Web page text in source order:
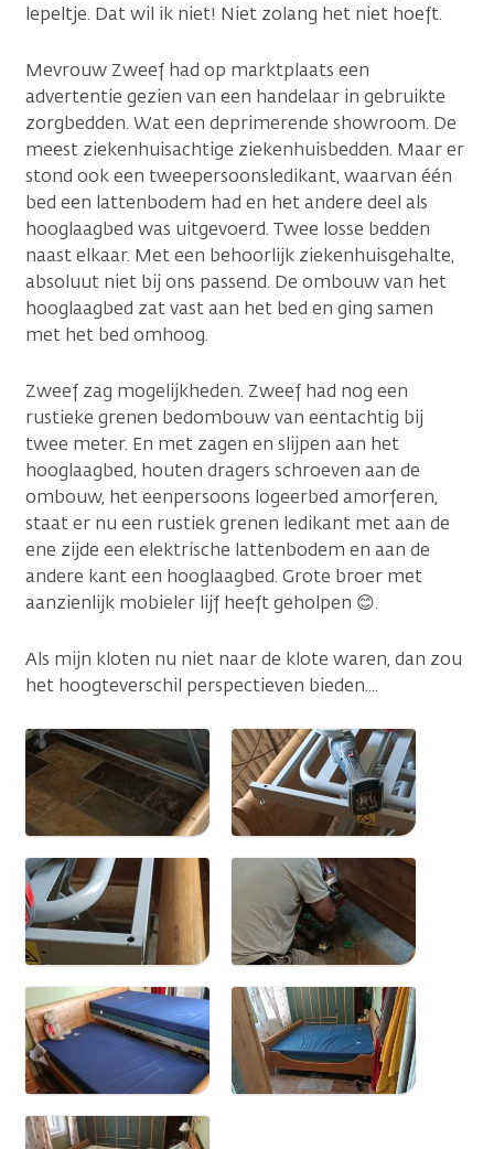
lepeltje. Dat wil ik niet! Niet zolang het niet hoeft.
Mevrouw Zweef had op marktplaats een
advertentie gezien van een handelaar in gebruikte
zorgbedden. Wat een deprimerende showroom. De
meest ziekenhuisachtige ziekenhuisbedden. Maar er
stond ook een tweepersoonsledikant, waarvan één
bed een lattenbodem had en het andere deel als
hooglaagbed was uitgevoerd. Twee losse bedden
naast elkaar. Met een behoorlijk ziekenhuisgehalte,
absoluut niet bij ons passend. De ombouw van het
hooglaagbed zat vast aan het bed en ging samen
met het bed omhoog.
Zweef zag mogelijkheden. Zweef had nog een
rustieke grenen bedombouw van eentachtig bij
twee meter. En met zagen en slijpen aan het
hooglaagbed, houten dragers schroeven aan de
ombouw, het eenpersoons logeerbed amorferen,
staat er nu een rustiek grenen ledikant met aan de
ene zijde een elektrische lattenbodem en aan de
andere kant een hooglaagbed. Grote broer met
aanzienlijk mobieler lijf heeft geholpen 😊.
Als mijn kloten nu niet naar de klote waren, dan zou
het hoogteverschil perspectieven bieden....